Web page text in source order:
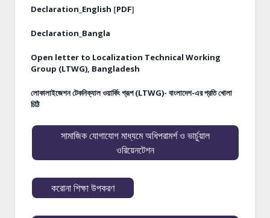
Declaration_English [PDF]
Declaration_Bangla
Open letter to Localization Technical Working
Group (LTWG), Bangladesh
লোকালাইজেশন টেকনিক্যাল ওয়ার্কিং গ্রূপ (LTWG)- বাংলাদেশ-এর প্রতি খোলা
চিঠি
সামাজিক যোগাযোগ মাধ্যমে অধিপরামর্শ ও ভার্চুয়াল
ওরিয়েনটেশন
করোনা শিক্ষা উপকরণ